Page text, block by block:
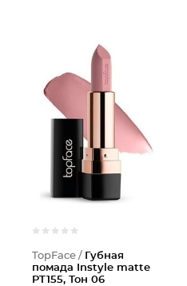
TopFace / Губная
помада Instyle matte
PT155, Тон 06